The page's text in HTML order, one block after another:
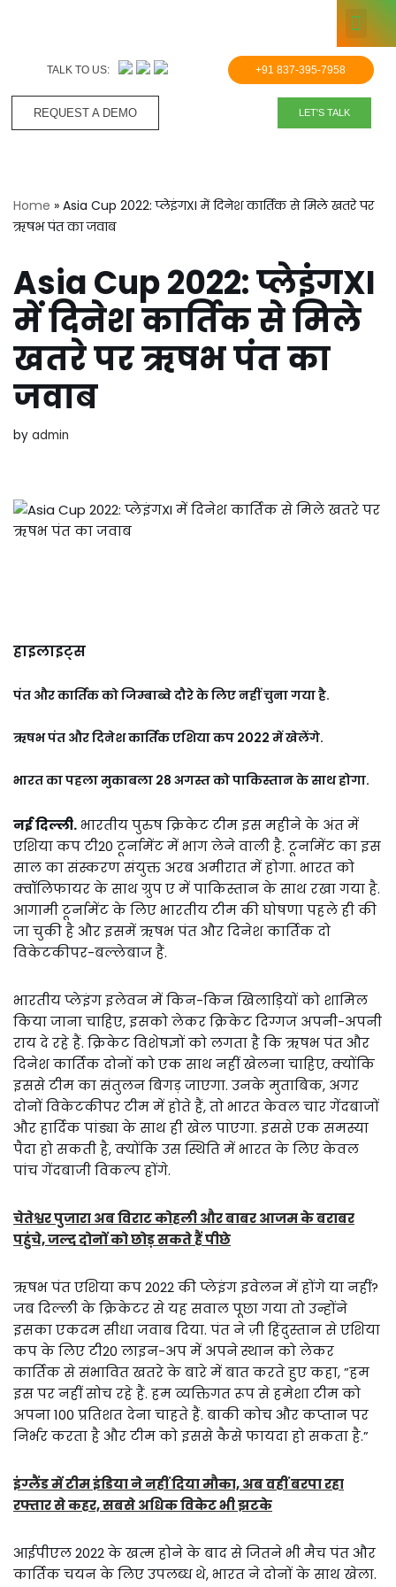
TALK TO US: +91 837-395-7958
REQUEST A DEMO​ LET'S TALK
Home » Asia Cup 2022: प्लेइंगXI में दिनेश कार्तिक से मिले खतरे पर
ऋषभ पंत का जवाब
Asia Cup 2022: प्लेइंगXI
में दिनेश कार्तिक से मिले
खतरे पर ऋषभ पंत का
जवाब
by admin
हाइलाइट्स
पंत और कार्तिक को जिम्बाब्वे दौरे के लिए नहीं चुना गया है.
ऋषभ पंत और दिनेश कार्तिक एशिया कप 2022 में खेलेंगे.
भारत का पहला मुकाबला 28 अगस्त को पाकिस्तान के साथ होगा.
नई दिल्ली.भारतीय पुरुष क्रिकेट टीम इस महीने के अंत में
एशिया कप टी20 टूर्नामेंट में भाग लेने वाली है. टूर्नामेंट का इस
साल का संस्करण संयुक्त अरब अमीरात में होगा. भारत को
क्वॉलिफायर के साथ ग्रुप ए में पाकिस्तान के साथ रखा गया है.
आगामी टूर्नामेंट के लिए भारतीय टीम की घोषणा पहले ही की
जा चुकी है और इसमें ऋषभ पंत और दिनेश कार्तिक दो
विकेटकीपर-बल्लेबाज हैं.
भारतीय प्लेइंग इलेवन में किन-किन खिलाड़ियों को शामिल
किया जाना चाहिए, इसको लेकर क्रिकेट दिग्गज अपनी-अपनी
राय दे रहे हैं. क्रिकेट विशेषज्ञों को लगता है कि ऋषभ पंत और
दिनेश कार्तिक दोनों को एक साथ नहीं खेलना चाहिए, क्योंकि
इससे टीम का संतुलन बिगड़ जाएगा. उनके मुताबिक, अगर
दोनों विकेटकीपर टीम में होते हैं, तो भारत केवल चार गेंदबाजों
और हार्दिक पांड्या के साथ ही खेल पाएगा. इससे एक समस्या
पैदा हो सकती है, क्योंकि उस स्थिति में भारत के लिए केवल
पांच गेंदबाजी विकल्प होंगे.
चेतेश्वर पुजारा अब विराट कोहली और बाबर आजम के बराबर
पहुंचे, जल्द दोनों को छोड़ सकते हैं पीछे
ऋषभ पंत एशिया कप 2022 की प्लेइंग इवेलन में होंगे या नहीं?
जब दिल्ली के क्रिकेटर से यह सवाल पूछा गया तो उन्होंने
इसका एकदम सीधा जवाब दिया. पंत ने ज़ी हिंदुस्तान से एशिया
कप के लिए टी20 लाइन-अप में अपने स्थान को लेकर
कार्तिक से संभावित खतरे के बारे में बात करते हुए कहा, ”हम
इस पर नहीं सोच रहे हैं. हम व्यक्तिगत रूप से हमेशा टीम को
अपना 100 प्रतिशत देना चाहते हैं. बाकी कोच और कप्तान पर
निर्भर करता है और टीम को इससे कैसे फायदा हो सकता है.”
इंग्लैंड में टीम इंडिया ने नहीं दिया मौका, अब वहीं बरपा रहा
रफ्तार से कहर, सबसे अधिक विकेट भी झटके
आईपीएल 2022 के खत्म होने के बाद से जितने भी मैच पंत और
कार्तिक चयन के लिए उपलब्ध थे, भारत ने दोनों के साथ खेला.